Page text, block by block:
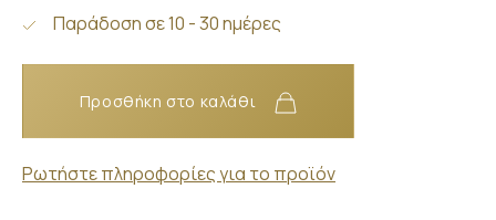
Παράδοση σε 10 - 30 ημέρες
Προσθήκη στο καλάθι
Ρωτήστε πληροφορίες για το προϊόν